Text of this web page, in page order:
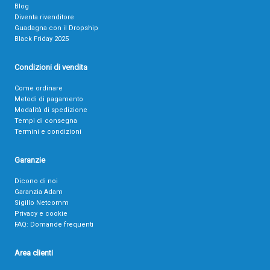
Blog
Diventa rivenditore
Guadagna con il Dropship
Black Friday 2025
Condizioni di vendita
Come ordinare
Metodi di pagamento
Modalità di spedizione
Tempi di consegna
Termini e condizioni
Garanzie
Dicono di noi
Garanzia Adam
Sigillo Netcomm
Privacy e cookie
FAQ: Domande frequenti
Area clienti